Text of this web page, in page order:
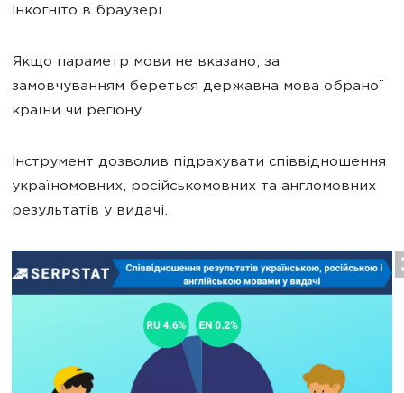
Інкогніто в браузері.
Якщо параметр мови не вказано, за
замовчуванням береться державна мова обраної
країни чи регіону.
Інструмент дозволив підрахувати співвідношення
україномовних, російськомовних та англомовних
результатів у видачі.